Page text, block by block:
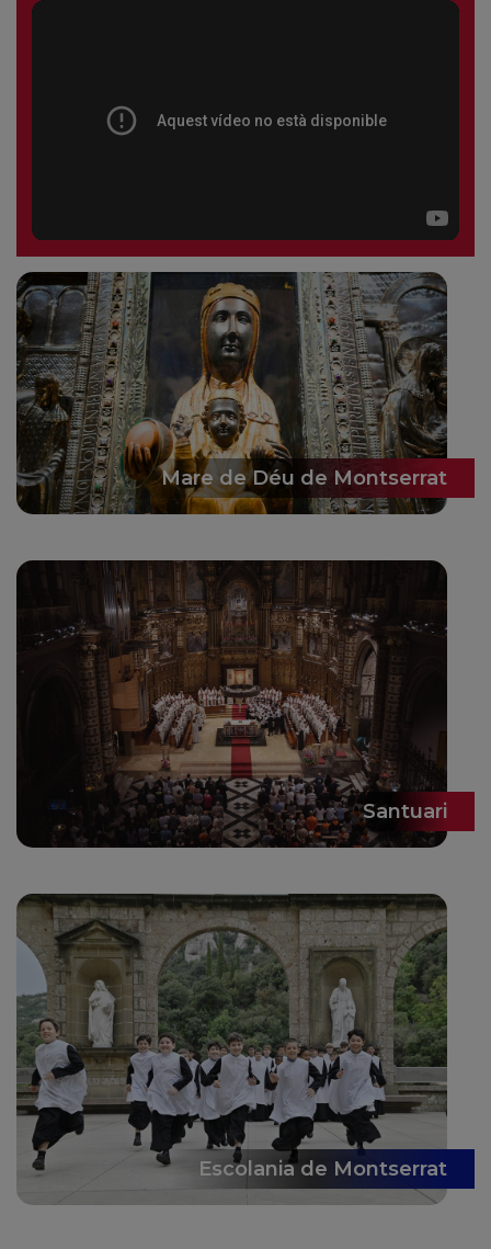
Mare de Déu de Montserrat
Santuari
Escolania de Montserrat